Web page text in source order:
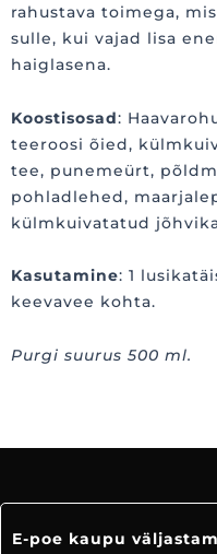
rahustava toimega,
sulle, kui vajad lisa
haiglasena.
Koostisosad:
teeroosi õied,
tee, punemeürt,
pohladlehed,
külmkuivatatud
Kasutamine: 1
keevavee kohta.
Purgi suurus 500 ml.
E-poe kaupu